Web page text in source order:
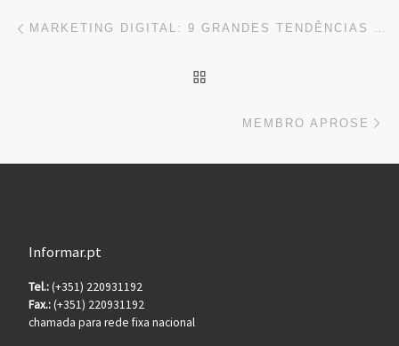
Post navigation MARKETING DIGITAL: 9 GRANDES TENDÊNCIAS PARA 2022
MEMBRO APROSE
Informar.pt
Tel.:(+351) 220931192
Fax.:(+351) 220931192
chamada para rede fixa nacional